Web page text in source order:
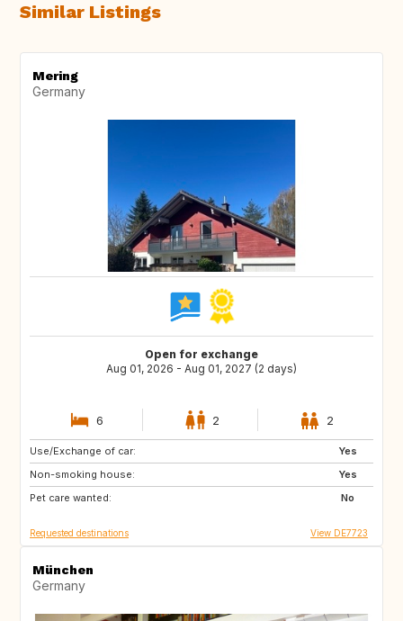
Similar Listings
Mering
Germany
Open for exchange
Aug 01, 2026 - Aug 01, 2027 (2 days)
6 2 2
Use/Exchange of car:
Yes
Non-smoking house:
Yes
Pet care wanted:
No
GR
HU
IS
Requested destinations View DE7723
München
Germany